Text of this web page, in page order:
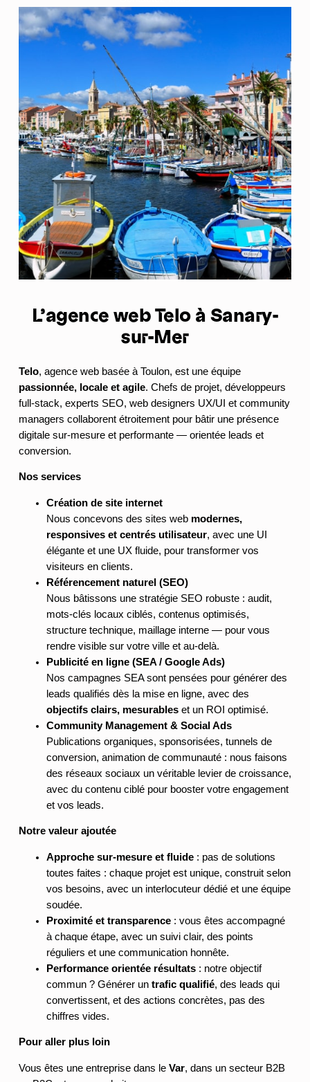
L’agence web Telo àSanary-
sur-Mer
Telo, agence web basée à Toulon, est une équipe
passionnée, locale et agile. Chefs de projet, développeurs
full-stack, experts SEO, web designers UX/UI et community
managers collaborent étroitement pour bâtir une présence
digitale sur-mesure et performante — orientée leads et
conversion.
Nos services
Création de site internet
Nous concevons des sites web modernes,
responsives et centrés utilisateur, avec une UI
élégante et une UX fluide, pour transformer vos
visiteurs en clients.
Référencement naturel (SEO)
Nous bâtissons une stratégie SEO robuste : audit,
mots-clés locaux ciblés, contenus optimisés,
structure technique, maillage interne — pour vous
rendre visible sur votre ville et au-delà.
Publicité en ligne (SEA / GoogleAds)
Nos campagnes SEA sont pensées pour générer des
leads qualifiés dès la mise en ligne, avec des
objectifs clairs, mesurableset un ROI optimisé.
Community Management & Social Ads
Publications organiques, sponsorisées, tunnels de
conversion, animation de communauté : nous faisons
des réseaux sociaux un véritable levier de croissance,
avec du contenu ciblé pour booster votre engagement
et vos leads.
Notre valeur ajoutée
Approche sur-mesure et fluide: pas de solutions
toutes faites : chaque projet est unique, construit selon
vos besoins, avec un interlocuteur dédié et une équipe
soudée.
Proximité et transparence: vous êtes accompagné
à chaque étape, avec un suivi clair, des points
réguliers et une communication honnête.
Performance orientée résultats: notre objectif
commun ? Générer un trafic qualifié, des leads qui
convertissent, et des actions concrètes, pas des
chiffres vides.
Pour aller plus loin
Vous êtes une entreprise dans le Var, dans un secteur B2B